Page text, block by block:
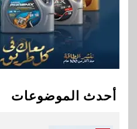
أحدث الموضوعات
وزيرا
جهود
اقتصاد
المخاوف
في مضيق